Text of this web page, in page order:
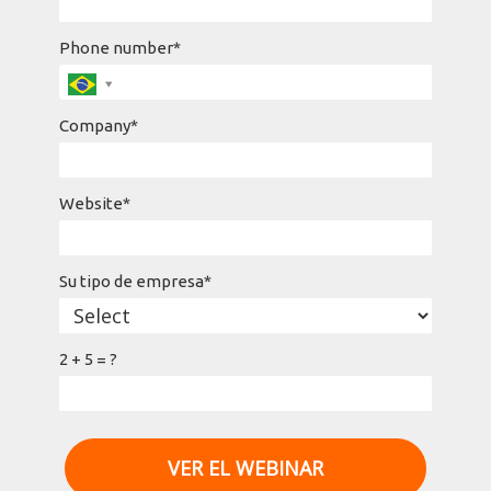
Phone number*
Company*
Website*
Su tipo de empresa*
2 + 5 = ?
VER EL WEBINAR